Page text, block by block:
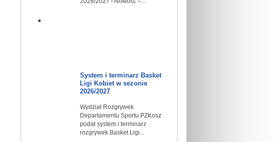
System i terminarz Basket
Ligi Kobiet w sezonie
2026/2027
Wydział Rozgrywek
Departamentu Sportu PZKosz
podał system i terminarz
rozgrywek Basket Ligi...